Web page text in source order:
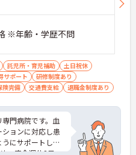
※年齢・学歴不問
託児所・育児補助
土日祝休
サポート
研修制度あり
険完備 交通費支給 退職金制度あり
門病院です。血
ョンに対応し患
にサポートして